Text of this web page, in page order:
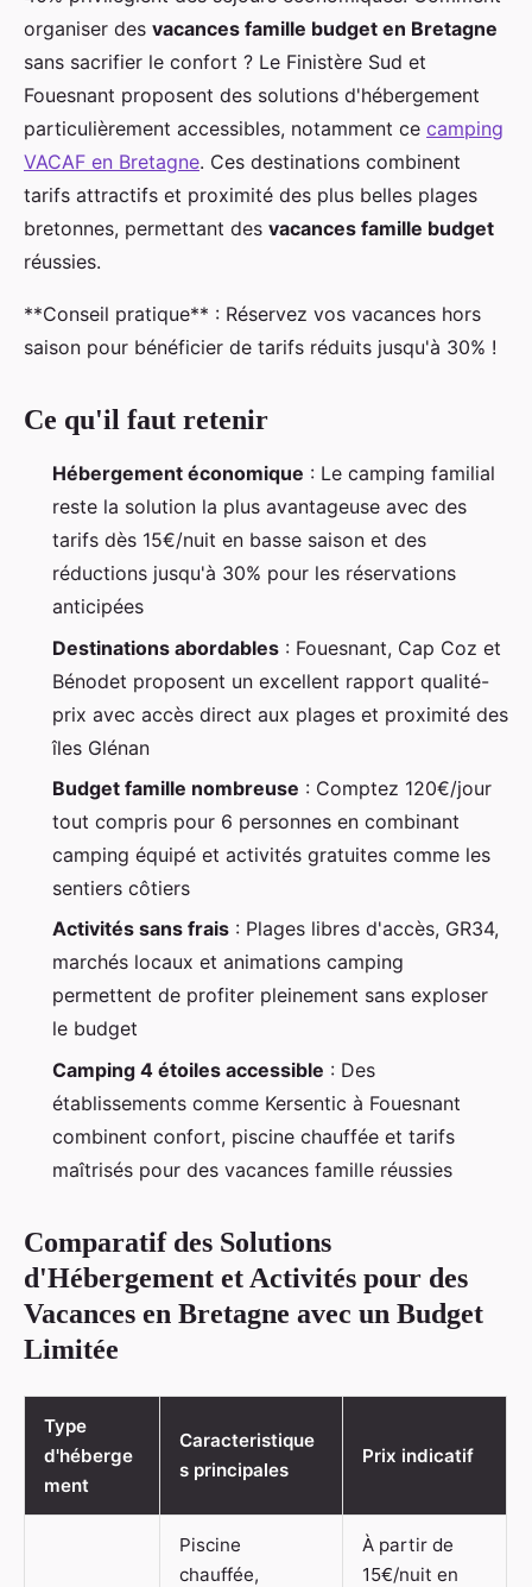
organiser des vacances famille budget en Bretagne
sans sacrifier le confort ? Le Finistère Sud et
Fouesnant proposent des solutions d'hébergement
particulièrement accessibles, notamment ce camping
VACAF en Bretagne. Ces destinations combinent
tarifs attractifs et proximité des plus belles plages
bretonnes, permettant des vacances famille budget
réussies.
**Conseil pratique** : Réservez vos vacances hors
saison pour bénéficier de tarifs réduits jusqu'à 30% !
Ce qu'il faut retenir
Hébergement économique : Le camping familial
reste la solution la plus avantageuse avec des
tarifs dès 15€/nuit en basse saison et des
réductions jusqu'à 30% pour les réservations
anticipées
Destinations abordables : Fouesnant, Cap Coz et
Bénodet proposent un excellent rapport qualité-
prix avec accès direct aux plages et proximité des
îles Glénan
Budget famille nombreuse : Comptez 120€/jour
tout compris pour 6 personnes en combinant
camping équipé et activités gratuites comme les
sentiers côtiers
Activités sans frais : Plages libres d'accès, GR34,
marchés locaux et animations camping
permettent de profiter pleinement sans exploser
le budget
Camping 4 étoiles accessible : Des
établissements comme Kersentic à Fouesnant
combinent confort, piscine chauffée et tarifs
maîtrisés pour des vacances famille réussies
Comparatif des Solutions
d'Hébergement et Activités pour des
Vacances en Bretagne avec un Budget
Limitée
Type
d'héberge
ment
Caracteristique
s principales
Prix indicatif
Piscine
chauffée,
À partir de
15€/nuit en